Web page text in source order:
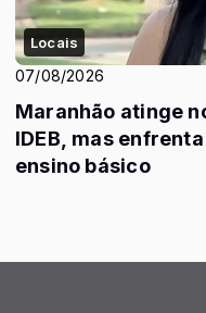
Locais
07/08/2026
Maranhão atinge
IDEB, mas
ensino básico